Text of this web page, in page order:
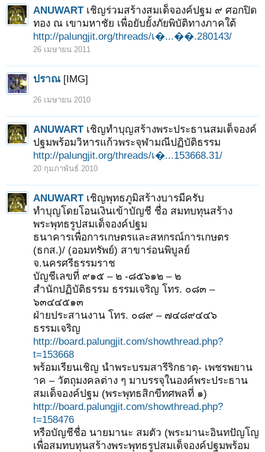
ANUWART เชิญร่วมสร้างสมเด็จองค์ปฐม ๙ ศอกปิด
ทอง ณ เขามหาชัย เพื่อยับยั้งภัยพิบัติทางภาคใต้
http://palungjit.org/threads/เ�...��.280143/
26 เมษายน 2011
ปราณ [IMG]
26 เมษายน 2010
ANUWART เชิญทำบุญสร้างพระประธานสมเด็จองค์
ปฐมพร้อมวิหารแก้วพระจุฬามณีปฏิบัติธรรม
http://palungjit.org/threads/เ�...153668.31/
20 กุมภาพันธ์ 2010
ANUWART เชิญพุทธภูมิสร้างบารมีครับ
ทำบุญโดยโอนเงินเข้าบัญชี ชื่อ สมทบทุนสร้าง
พระพุทธรูปสมเด็จองค์ปฐม
ธนาคารเพื่อการเกษตรและสหกรณ์การเกษตร
(ธกส.)/ (ออมทรัพย์) สาขาร่อนพิบูลย์
จ.นครศรีธรรมราช
บัญชีเลขที่ ๙๑๕ – ๒ -๘๕๖๑๒ – ๒
สำนักปฏิบัติธรรม ธรรมเจริญ โทร. ๐๘๓ –
๖๓๔๔๕๑๓
ฝ่ายประสานงาน โทร. ๐๘๙ – ๗๔๘๙๔๔๖
ธรรมเจริญ
http://board.palungjit.com/showthread.php?
t=153668
พร้อมเรียนเชิญ นำพระบรมสารีริกธาตุ- เพชรพยาน
าค – วัตถุมงคลต่าง ๆ มาบรรจุในองค์พระประธาน
สมเด็จองค์ปฐม (พระพุทธสิกขีทศพลที่ ๑)
http://board.palungjit.com/showthread.php?
t=158476
หรือบัญชีชื่อ นายมานะ สมตัว (พระมานะอินทปัญโญ
เพื่อสมทบทุนสร้างพระพุทธรูปสมเด็จองค์ปฐมพร้อม